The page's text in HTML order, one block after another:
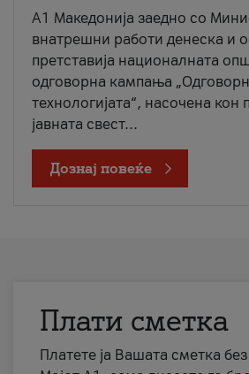
A1 Македонија заедно со
внатрешни работи денеска и
претставија националната
одговорна кампања
технологијата“, насочена кон
јавната свест...
Дознај повеќе
Плати сметка
Платете ја Вашата сметка без